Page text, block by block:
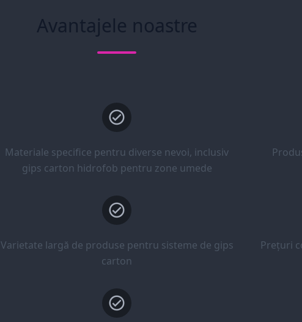
Avantajele noastre
Materiale specifice pentru diverse nevoi, inclusiv
gips carton hidrofob pentru zone umede
Varietate largă de produse pentru sisteme de gips
carton
Prețuri